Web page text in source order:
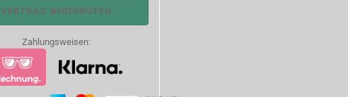
VERTRAG WIDERRUFEN
Zahlungsweisen: